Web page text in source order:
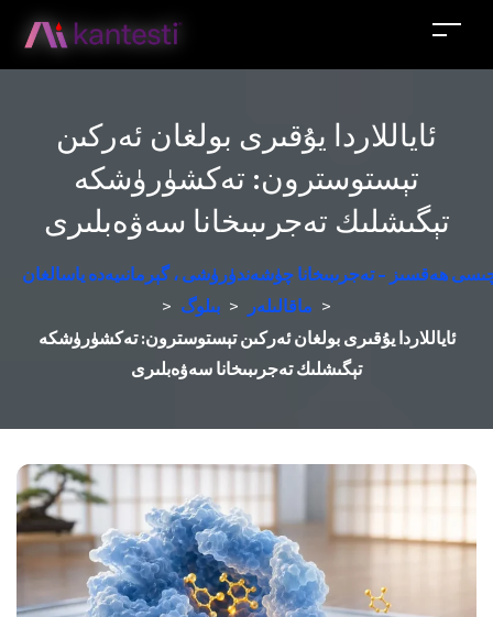
ئاياللاردا يۇقىرى بولغان ئەركىن
تېستوسترون: تەكشۈرۈشكە
تېگىشلىك تەجرىبىخانا سەۋەبلىرى
ھەقسىز - تەجرىبىخانا چۈشەندۈرۈشى ، گېرمانىيەدە ياسالغان
> بىلوگ > ماقالىلەر >
ئاياللاردا يۇقىرى بولغان ئەركىن تېستوسترون: تەكشۈرۈشكە
تېگىشلىك تەجرىبىخانا سەۋەبلىرى